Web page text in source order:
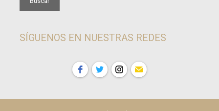
SÍGUENOS EN NUESTRAS REDES